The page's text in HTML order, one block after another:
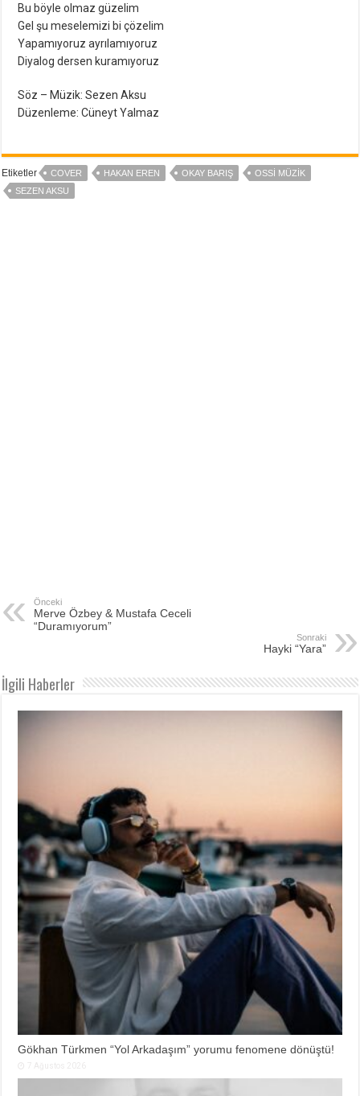
Bu böyle olmaz güzelim
Gel şu meselemizi bi çözelim
Yapamıyoruz ayrılamıyoruz
Diyalog dersen kuramıyoruz
Söz – Müzik: Sezen Aksu
Düzenleme: Cüneyt Yalmaz
Etiketler COVER HAKAN EREN OKAY BARIŞ
OSSI MÜZIK
SEZEN AKSU
Önceki
Merve Özbey & Mustafa Ceceli
“Duramıyorum”
Sonraki
Hayki “Yara”
İlgili Haberler
Gökhan Türkmen “Yol Arkadaşım” yorumu fenomene dönüştü!